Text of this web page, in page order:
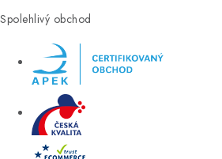
Spolehlivý obchod
Moje objednávka